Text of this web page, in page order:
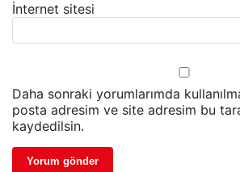
İnternet sitesi
Daha sonraki yorumlarımda
posta adresim ve site adresim bu
kaydedilsin.